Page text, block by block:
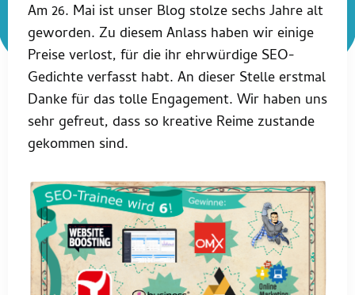
Am 26. Mai ist unser Blog stolze sechs Jahre alt
geworden. Zu diesem Anlass haben wir einige
Preise verlost, für die ihr ehrwürdige SEO-
Gedichte verfasst habt. An dieser Stelle erstmal
Danke für das tolle Engagement. Wir haben uns
sehr gefreut, dass so kreative Reime zustande
gekommen sind.